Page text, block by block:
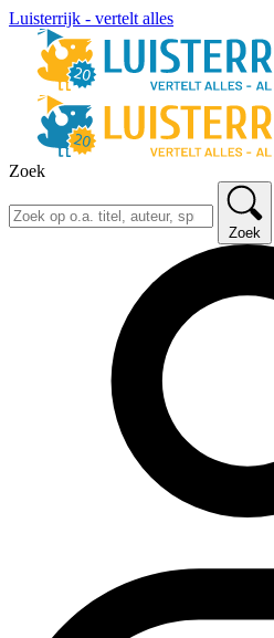
Luisterrijk - vertelt alles
Zoek
Zoek